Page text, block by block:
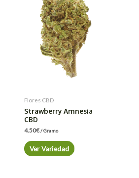
Flores CBD
Strawberry Amnesia
CBD
4.50€/ Gramo
Ver Variedad